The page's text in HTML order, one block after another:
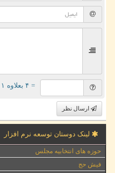
= ۴ بعلاوه ۱
ارسال نظر
لینک دوستان توسعه نرم افزار
حوزه های انتخابیه مجلس
فیش حج